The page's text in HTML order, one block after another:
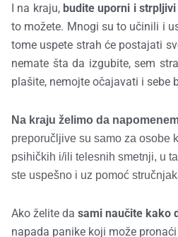
I na kraju, budite uporni i
to možete. Mnogi su to učinili i
tome uspete strah će postajati
nemate šta da izgubite, sem
plašite, nemojte očajavati i sebe
Na kraju želimo da
preporučljive su samo za osobe
psihičkih i/ili telesnih smetnji, u
ste uspešno i uz pomoć
Ako želite da sami naučite kako
napada panike koji može pronaći